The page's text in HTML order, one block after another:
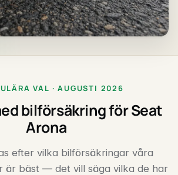
VAL · AUGUSTI 2026
bilförsäkring för Seat
Arona
efter vilka bilförsäkringar våra
är bäst — det vill säga vilka de har